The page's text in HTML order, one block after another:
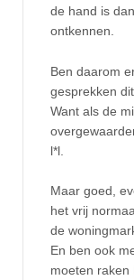
de hand is
ontkennen.
Ben daarom
gesprekken
Want als de
l*l.
Maar goed,
het vrij
de
En ben ook
moeten raken